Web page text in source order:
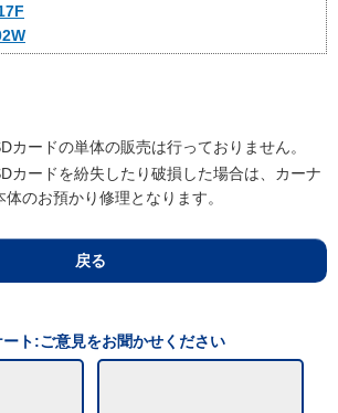
カードの単体の販売は行っておりません。
カードを紛失したり破損した場合は、カーナ
体のお預かり修理となります。
戻る
ート:ご意見をお聞かせください